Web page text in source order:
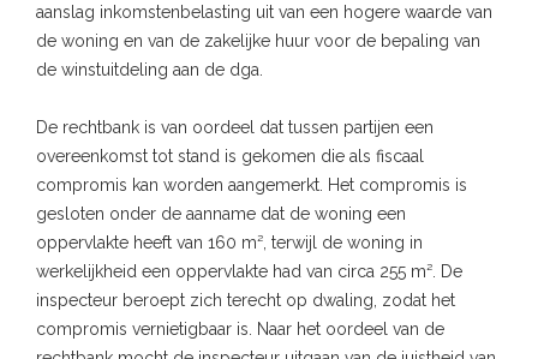
aanslag inkomstenbelasting uit van een hogere waarde van
de woning en van de zakelijke huur voor de bepaling van
de winstuitdeling aan de dga.
De rechtbank is van oordeel dat tussen partijen een
overeenkomst tot stand is gekomen die als fiscaal
compromis kan worden aangemerkt. Het compromis is
gesloten onder de aanname dat de woning een
oppervlakte heeft van 160 m², terwijl de woning in
werkelijkheid een oppervlakte had van circa 255 m². De
inspecteur beroept zich terecht op dwaling, zodat het
compromis vernietigbaar is. Naar het oordeel van de